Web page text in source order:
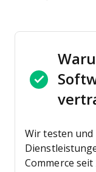
Wir testen und
Commerce seit